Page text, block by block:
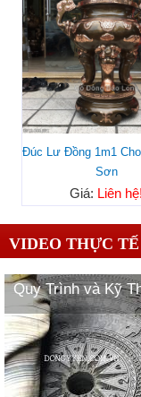
Đúc Lư Đồng 1m1
Sơn
Giá: Liên hệ!
VIDEO THỰC TẾ
Quy Trình và Kỹ
Ngọc Lũ